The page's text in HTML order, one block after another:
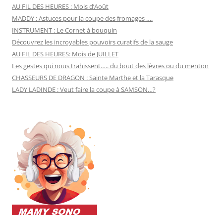
AU FIL DES HEURES : Mois d’Août
MADDY : Astuces pour la coupe des fromages ….
INSTRUMENT : Le Cornet à bouquin
Découvrez les incroyables pouvoirs curatifs de la sauge
AU FIL DES HEURES: Mois de JUILLET
Les gestes qui nous trahissent….. du bout des lèvres ou du menton
CHASSEURS DE DRAGON : Sainte Marthe et la Tarasque
LADY LADINDE : Veut faire la coupe à SAMSON…?